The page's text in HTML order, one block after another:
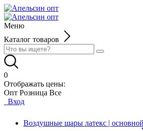
Меню
Каталог товаров
0
Отображать цены:
Опт Розница Все
Вход
Воздушные шары латекс |